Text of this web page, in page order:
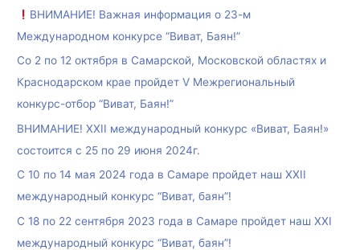
ВНИМАНИЕ! Важная информация о 23-м
Международном конкурсе “Виват, Баян!”
Со 2 по 12 октября в Самарской, Московской областях и
Краснодарском крае пройдет V Межрегиональный
конкурс-отбор “Виват, Баян!”
ВНИМАНИЕ! XXII международный конкурс «Виват, Баян!»
состоится с 25 по 29 июня 2024г.
С 10 по 14 мая 2024 года в Самаре пройдет наш XXII
международный конкурс “Виват, баян”!
С 18 по 22 сентября 2023 года в Самаре пройдет наш XXI
международный конкурс “Виват, баян”!